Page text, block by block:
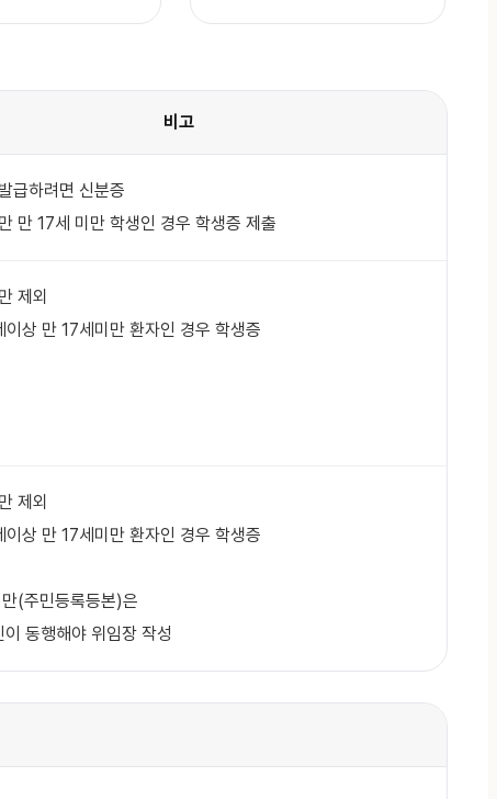
비고
급하려면 신분증
만 17세 미만 학생인 경우 학생증 제출
제외
이상 만 17세미만 환자인 경우 학생증
제외
이상 만 17세미만 환자인 경우 학생증
(주민등록등본)은
이 동행해야 위임장 작성